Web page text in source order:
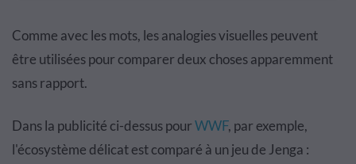
Comme avec les mots, les analogies visuelles peuvent
être utilisées pour comparer deux choses apparemment
sans rapport.
Dans la publicité ci-dessus pourWWF, par exemple,
l'écosystème délicat est comparé à un jeu de Jenga :